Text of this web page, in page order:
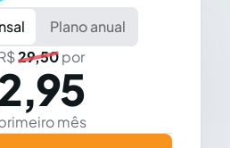
Plano anual
29,50por
2,95
mês